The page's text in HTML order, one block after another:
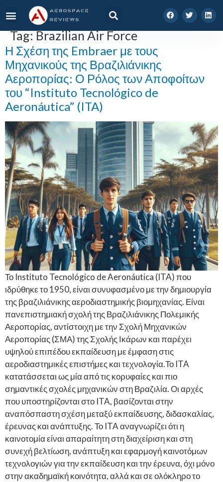
Tag:Brazilian Air Force
Η Σχέση της Embraer με τους
Μηχανικούς της Βραζιλιάνικης
Αεροπορίας: Ο Ρόλος των Αποφοίτων
του “Instituto Tecnológico de
Aeronáutica” (ITA)
Το Instituto Tecnológico de Aeronáutica (ITA) που
ιδρύθηκε το 1950, είναι συνυφασμένο με την δημιουργία
της βραζιλιάνικης αεροδιαστημικής βιομηχανίας. Είναι
πανεπιστημιακή σχολή της Βραζιλιάνικης Πολεμικής
Αεροπορίας, αντίστοιχη με την Σχολή Μηχανικών
Αεροπορίας (ΣΜΑ) της Σχολής Ικάρων και παρέχει
υψηλού επιπέδου εκπαίδευση με έμφαση στις
αεροδιαστημικές επιστήμες και τεχνολογία.Το ITA
κατατάσσεται ως μία από τις κορυφαίες και πιο
σημαντικές σχολές μηχανικών στη Βραζιλία. Οι αρχές
που υποστηρίζονται στο ITA, βασίζονται στην
αναπόσπαστη σχέση μεταξύ εκπαίδευσης, διδασκαλίας,
έρευνας και ανάπτυξης. Το ITA αναγνωρίζει ότι η
καινοτομία είναι απαραίτητη στη διαχείριση και στη
συνεχή βελτίωση, ανάπτυξη και εφαρμογή καινοτόμων
τεχνολογιών για την εκπαίδευση και την έρευνα, όχι μόνο
στην ακαδημαϊκή κοινότητα, αλλά και σε ολόκληρο το